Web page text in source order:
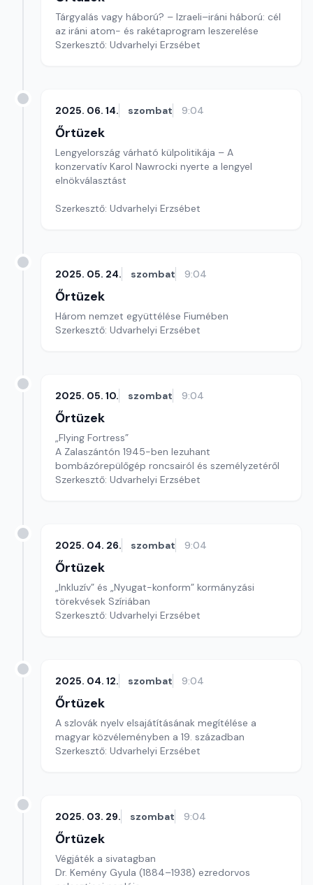
Tárgyalás vagy háború? – Izraeli–iráni háború: cél
az iráni atom- és rakétaprogram leszerelése
Szerkesztő: Udvarhelyi Erzsébet
2025. 06. 14. szombat 9:04
Őrtüzek
Lengyelország várható külpolitikája – A
konzervatív Karol Nawrocki nyerte a lengyel
elnökválasztást
Szerkesztő: Udvarhelyi Erzsébet
2025. 05. 24. szombat 9:04
Őrtüzek
Három nemzet együttélése Fiumében
Szerkesztő: Udvarhelyi Erzsébet
2025. 05. 10. szombat 9:04
Őrtüzek
„Flying Fortress”
A Zalaszántón 1945-ben lezuhant
bombázórepülőgép roncsairól és személyzetéről
Szerkesztő: Udvarhelyi Erzsébet
2025. 04. 26. szombat 9:04
Őrtüzek
„Inkluzív” és „Nyugat-konform” kormányzási
törekvések Szíriában
Szerkesztő: Udvarhelyi Erzsébet
2025. 04. 12. szombat 9:04
Őrtüzek
A szlovák nyelv elsajátításának megítélése a
magyar közvéleményben a 19. században
Szerkesztő: Udvarhelyi Erzsébet
2025. 03. 29. szombat 9:04
Őrtüzek
Végjáték a sivatagban
Dr. Kemény Gyula (1884–1938) ezredorvos